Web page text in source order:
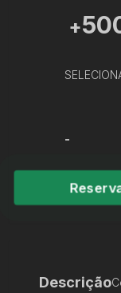
+
-
Descrição